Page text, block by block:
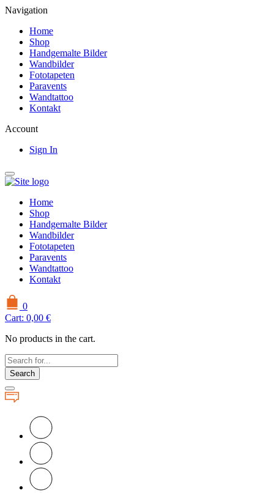
Navigation
Home
Shop
Handgemalte Bilder
Wandbilder
Fototapeten
Paravents
Wandtattoo
Kontakt
Account
Sign In
Home
Shop
Handgemalte Bilder
Wandbilder
Fototapeten
Paravents
Wandtattoo
Kontakt
0
Cart: 0,00 €
No products in the cart.
Search